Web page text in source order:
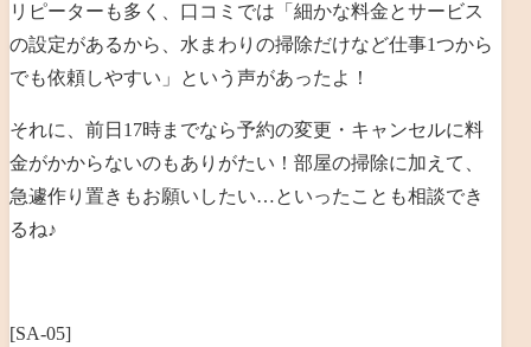
リピーターも多く、口コミでは「細かな料金とサービス
の設定があるから、水まわりの掃除だけなど仕事1つから
でも依頼しやすい」という声があったよ！
それに、前日17時までなら予約の変更・キャンセルに料
金がかからないのもありがたい！部屋の掃除に加えて、
急遽作り置きもお願いしたい…といったことも相談でき
るね♪
[SA-05]